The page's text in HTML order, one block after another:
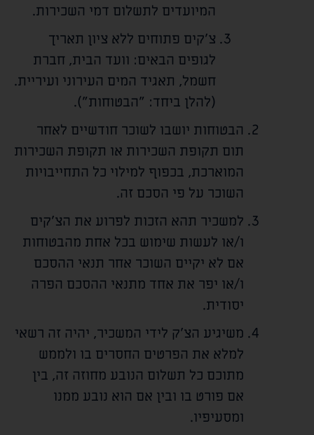
המיועדים לתשלום דמי השכירות.
צ'קים פתוחים ללא ציון תאריך
לגופים הבאים: וועד הבית, חברת
חשמל, תאגיד המים העירוני ועיריית.
(להלן ביחד: "הבטוחות").
הבטוחות יושבו לשוכר חודשיים לאחר
תום תקופת השכירות או תקופת השכירות
המוארכת, בכפוף למילוי כל התחייבויות
השוכר על פי הסכם זה.
למשכיר תהא הזכות לפרוע את הצ'קים
ו/או לעשות שימוש בכל אחת מהבטוחות
אם לא יקיים השוכר אחר תנאי ההסכם
ו/או יפר את אחד מתנאי ההסכם הפרה
יסודית.
משיגיע הצ'ק לידי המשכיר, יהיה זה רשאי
למלא את הפרטים החסרים בו ולממש
מתוכם כל תשלום הנובע מחוזה זה, בין
אם פורט בו ובין אם הוא נובע ממנו
ומסעיפיו.